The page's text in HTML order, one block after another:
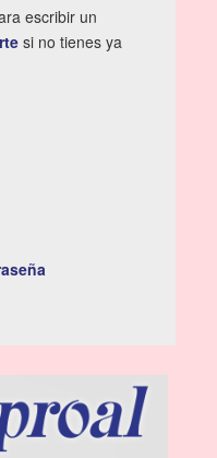
escribir un
si no tienes ya